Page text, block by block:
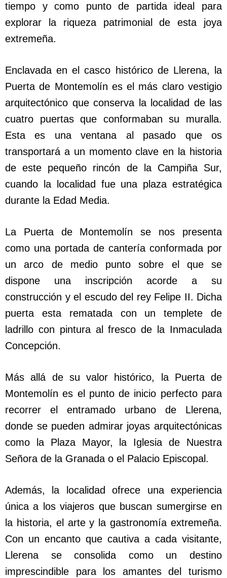
tiempo y como punto de partida ideal para
explorar la riqueza patrimonial de esta joya
extremeña.
Enclavada en el casco histórico de Llerena, la
Puerta de Montemolín es el más claro vestigio
arquitectónico que conserva la localidad de las
cuatro puertas que conformaban su muralla.
Esta es una ventana al pasado que os
transportará a un momento clave en la historia
de este pequeño rincón de la Campiña Sur,
cuando la localidad fue una plaza estratégica
durante la Edad Media.
La Puerta de Montemolín se nos presenta
como una portada de cantería conformada por
un arco de medio punto sobre el que se
dispone una inscripción acorde a su
construcción y el escudo del rey Felipe II. Dicha
puerta esta rematada con un templete de
ladrillo con pintura al fresco de la Inmaculada
Concepción.
Más allá de su valor histórico, la Puerta de
Montemolín es el punto de inicio perfecto para
recorrer el entramado urbano de Llerena,
donde se pueden admirar joyas arquitectónicas
como la Plaza Mayor, la Iglesia de Nuestra
Señora de la Granada o el Palacio Episcopal.
Además, la localidad ofrece una experiencia
única a los viajeros que buscan sumergirse en
la historia, el arte y la gastronomía extremeña.
Con un encanto que cautiva a cada visitante,
Llerena se consolida como un destino
imprescindible para los amantes del turismo